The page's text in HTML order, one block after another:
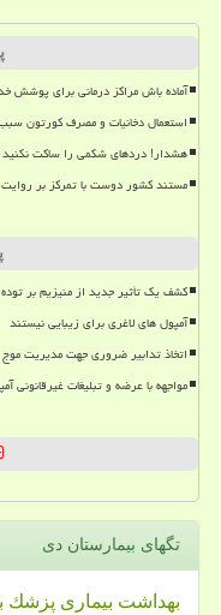
آماده باش مراکز درمانی برای پوشش
استعمال دخانیات و مصرف کورتون
هشدار! دردهای شکمی را ساکت نکنید
مستند کشور دوست با تمرکز بر
کشف یک تأثیر جدید از منیزیم بر
آمپول های لاغری برای زیبایی نیستند
اتخاذ تدابیر ضروری جهت مدیریت
مواجهه با عرضه و تبلیغات غیرقانونی
تگهای بیمارستان دی
بهداشت بیماری پزشك